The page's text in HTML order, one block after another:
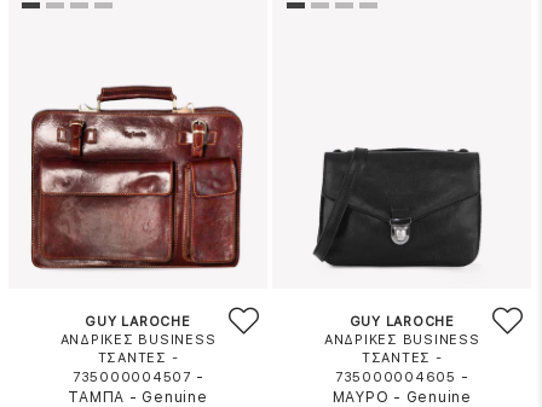
GUY LAROCHE
ΑΝΔΡΙΚΕΣ BUSINESS
ΤΣΑΝΤΕΣ -
735000004507 -
ΤΑΜΠΑ - Genuine
GUY LAROCHE
ΑΝΔΡΙΚΕΣ BUSINESS
ΤΣΑΝΤΕΣ -
735000004605 -
ΜΑΥΡΟ - Genuine